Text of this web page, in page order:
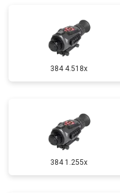
384 4.518x
384 1.255х